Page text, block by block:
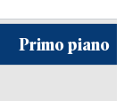
Primo piano